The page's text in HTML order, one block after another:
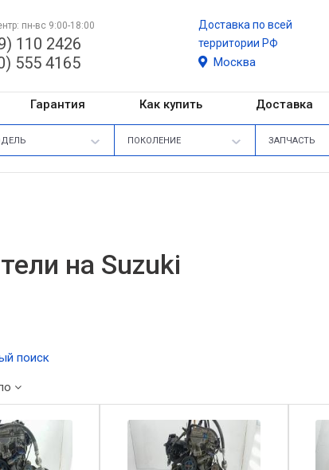
пн-вс 9:00-18:00
110 2426
555 4165
Доставка по всей
территории РФ
Москва
Гарантия Как купить Доставка
ПОКОЛЕНИЕ ЗАПЧАСТЬ
на Suzuki
поиск